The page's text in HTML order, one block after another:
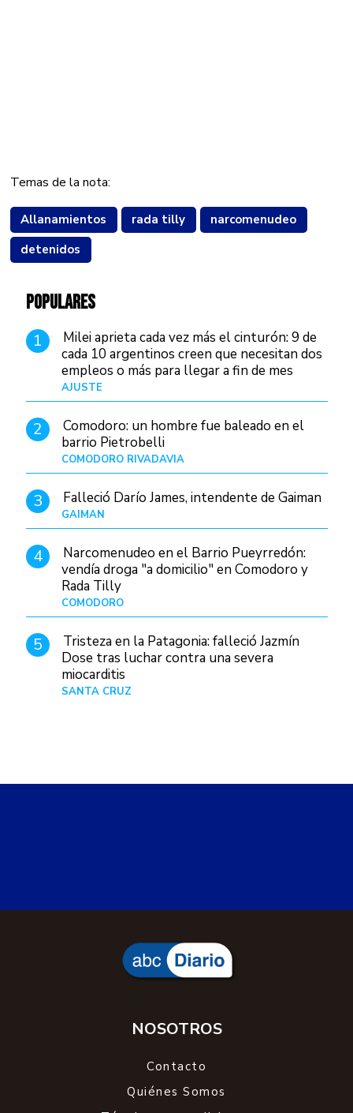
Temas de la nota:
Allanamientos rada tilly
narcomenudeo
detenidos
POPULARES
1
Milei aprieta cada vez más el cinturón: 9 de
cada 10 argentinos creen que necesitan dos
empleos o más para llegar a fin de mes
AJUSTE
2
Comodoro: un hombre fue baleado en el
barrio Pietrobelli
COMODORO RIVADAVIA
3 Falleció Darío James, intendente de Gaiman
GAIMAN
4
Narcomenudeo en el Barrio Pueyrredón:
vendía droga "a domicilio" en Comodoro y
Rada Tilly
COMODORO
5
Tristeza en la Patagonia: falleció Jazmín
Dose tras luchar contra una severa
miocarditis
SANTA CRUZ
NOSOTROS
Contacto
Quiénes Somos